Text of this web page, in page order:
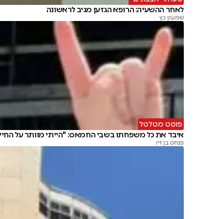
לאחר ההשעיה: הרופא הגזען מגיב לראשונה
שמעון כץ
פוסט מטלטל
איבד את כל משפחתו בשבי החמאס: "הייתי מוותר על
פנחס בן זיו